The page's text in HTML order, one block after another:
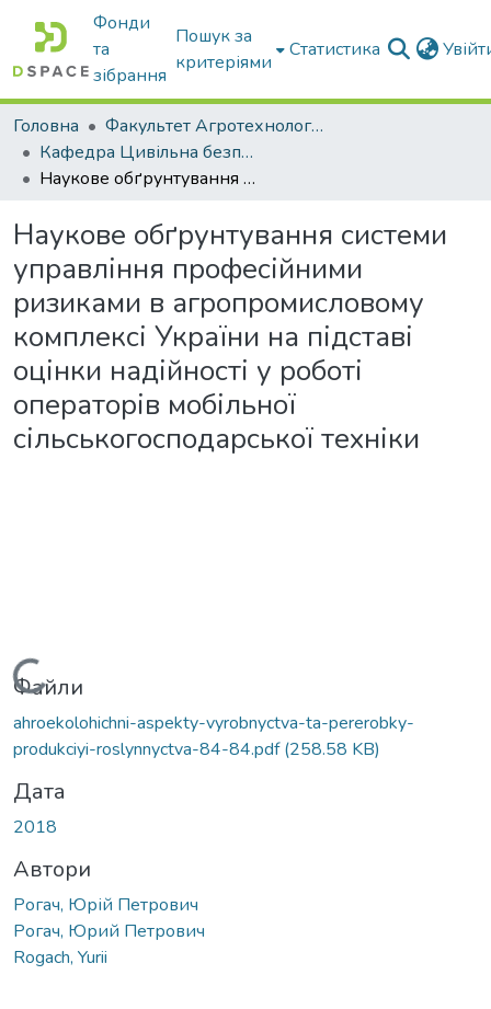
Фонди
та
зібрання
Пошук за
критеріями
Статистика
Головна
Факультет Агротехнологій та екології
Кафедра Цивільна безпека
Наукове обґрунтування системи управління професійними ризиками в агропромисловому комплексі України на підставі оцінки надійності у роботі операторів мобільної сільськогосподарської техніки
Наукове обґрунтування системи
управління професійними
ризиками в агропромисловому
комплексі України на підставі
оцінки надійності у роботі
операторів мобільної
сільськогосподарської техніки
Вантажиться...
Файли
ahroekolohichni-aspekty-vyrobnyctva-ta-pererobky-
produkciyi-roslynnyctva-84-84.pdf(258.58 KB)
Дата
2018
Автори
Рогач, Юрій Петрович
Рогач, Юрий Петрович
Rogach, Yurii